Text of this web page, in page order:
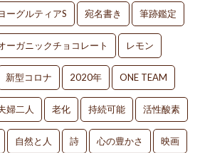
ーグルティアS 宛名書き 筆跡鑑定
ーガニックチョコレート レモン
新型コロナ 2020年 ONE TEAM
婦二人 老化 持続可能 活性酸素
自然と人 詩 心の豊かさ 映画